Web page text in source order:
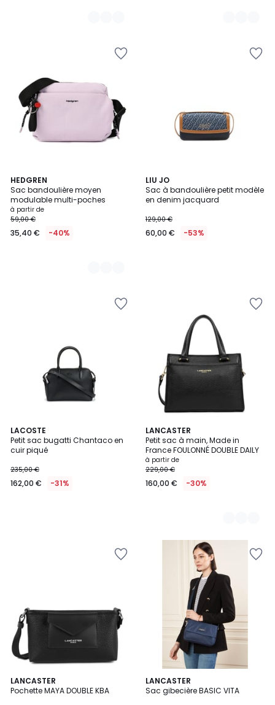
HEDGREN
Sac bandoulière moyen
modulable multi-poches
à partir de
59,00 €
35,40 € -40%
2
Couleurs
LIU JO
Sac à bandoulière petit modèle
en denim jacquard
129,00 €
60,00 € -53%
LACOSTE
Petit sac bugatti Chantaco en
cuir piqué
235,00 €
162,00 € -31%
LANCASTER
Petit sac à main, Made in
France FOULONNÉ DOUBLE DAILY
à partir de
229,00 €
160,00 € -30%
7
Couleurs
LANCASTER
Pochette MAYA DOUBLE KBA
5
/
9
Couleurs
LANCASTER
Sac gibecière BASIC VITA
4
Couleurs